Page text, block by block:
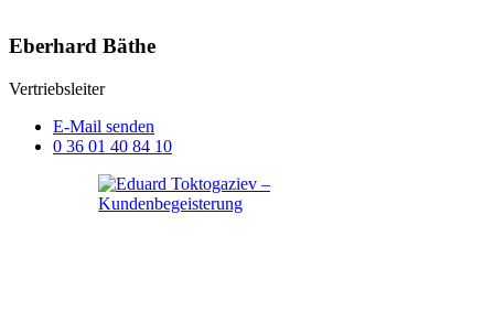
Eberhard Bäthe
Vertriebsleiter
E-Mail senden
0 36 01 40 84 10